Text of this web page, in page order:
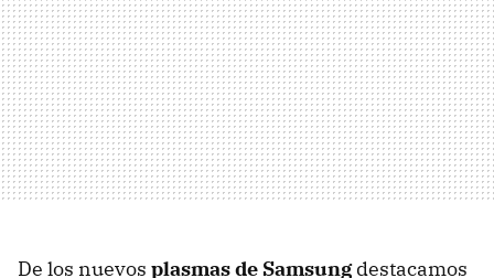
De los nuevos plasmas de Samsungdestacamos